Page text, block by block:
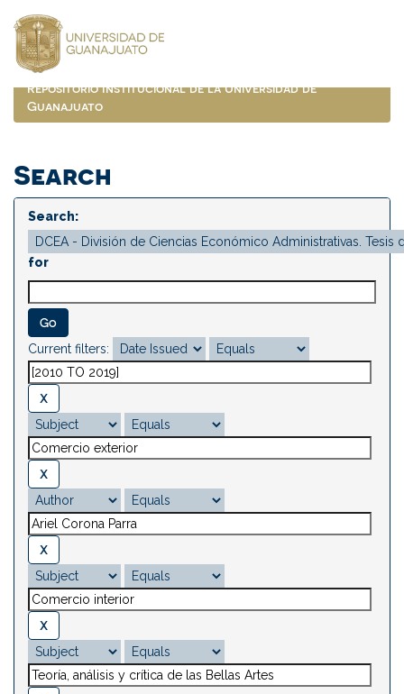
navigation
Repositorio Institucional de la Universidad de
Guanajuato
Search
Search:
for
Current filters: